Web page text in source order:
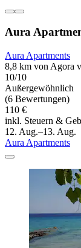
Aura
Aura Apartments
8,8 km von Agora
10/10
Außergewöhnlich
(6 Bewertungen)
110 €
inkl. Steuern &
12. Aug.–13. Aug.
Aura Apartments